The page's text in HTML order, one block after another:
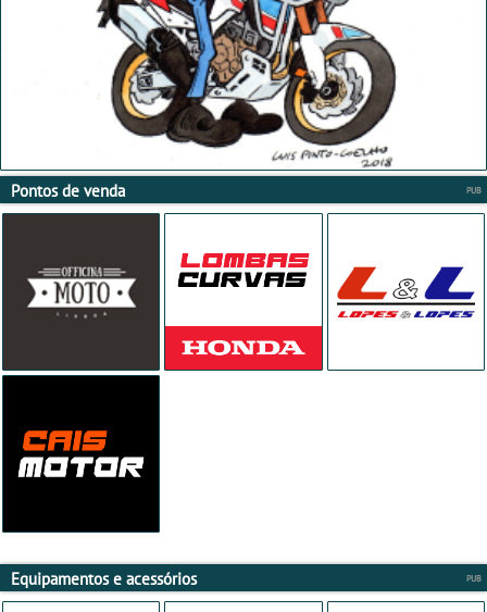
Pontos de venda
Equipamentos e acessórios